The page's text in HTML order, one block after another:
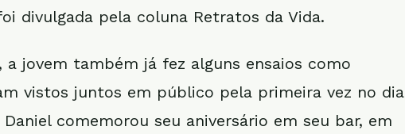
divulgada pela coluna Retratos da Vida.
a jovem também já fez alguns ensaios como
vistos juntos em público pela primeira vez no dia
Daniel comemorou seu aniversário em seu bar, em